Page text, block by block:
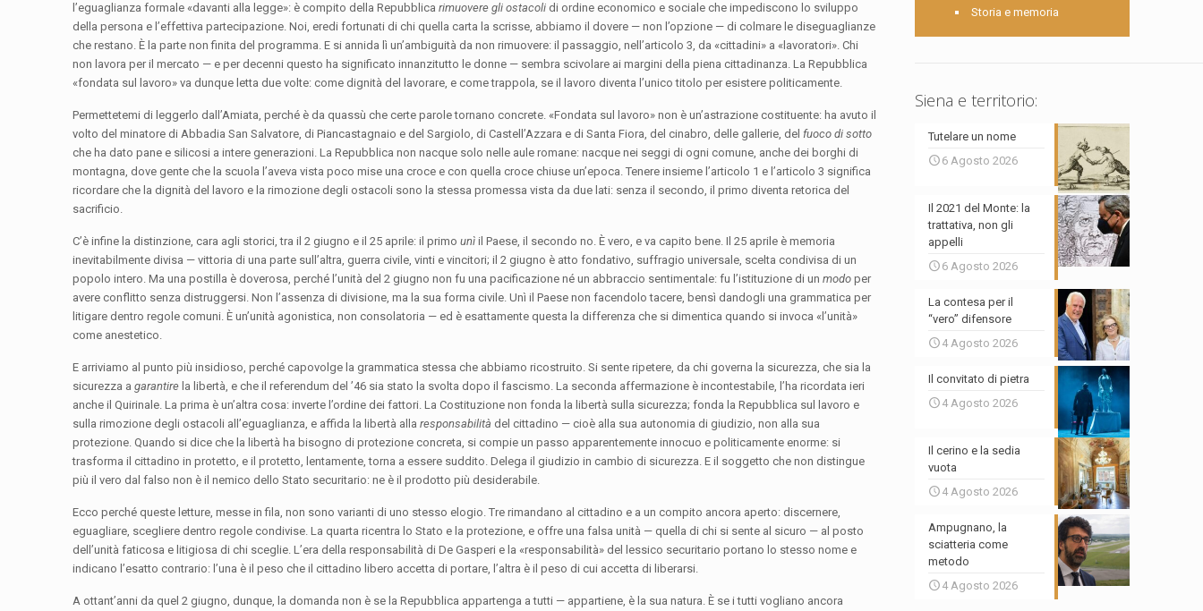
l’eguaglianza formale «davanti alla legge»: è compito della Repubblicarimuovere gli ostacoli di ordine economico e sociale che impediscono lo sviluppo
della persona e l’effettiva partecipazione. Noi, eredi fortunati di chi quella carta la scrisse, abbiamo il dovere — non l’opzione — di colmare le diseguaglianze
che restano. È la parte non finita del programma. E si annida lì un’ambiguità da non rimuovere: il passaggio, nell’articolo 3, da «cittadini» a «lavoratori». Chi
non lavora per il mercato — e per decenni questo ha significato innanzitutto le donne — sembra scivolare ai margini della piena cittadinanza. La Repubblica
«fondata sul lavoro» va dunque letta due volte: come dignità del lavorare, e come trappola, se il lavoro diventa l’unico titolo per esistere politicamente.
Permettetemi di leggerlo dall’Amiata, perché è da quassù che certe parole tornano concrete. «Fondata sul lavoro» non è un’astrazione costituente: ha avuto il
volto del minatore di Abbadia San Salvatore, di Piancastagnaio e del Sargiolo, di Castell’Azzara e di Santa Fiora, del cinabro, delle gallerie, delfuoco di sotto
che ha dato pane e silicosi a intere generazioni. La Repubblica non nacque solo nelle aule romane: nacque nei seggi di ogni comune, anche dei borghi di
montagna, dove gente che la scuola l’aveva vista poco mise una croce e con quella croce chiuse un’epoca. Tenere insieme l’articolo 1 e l’articolo 3 significa
ricordare che la dignità del lavoro e la rimozione degli ostacoli sono la stessa promessa vista da due lati: senza il secondo, il primo diventa retorica del
sacrificio.
C’è infine la distinzione, cara agli storici, tra il 2 giugno e il 25 aprile: il primounì il Paese, il secondo no. È vero, e va capito bene. Il 25 aprile è memoria
inevitabilmente divisa — vittoria di una parte sull’altra, guerra civile, vinti e vincitori; il 2 giugno è atto fondativo, suffragio universale, scelta condivisa di un
popolo intero. Ma una postilla è doverosa, perché l’unità del 2 giugno non fu una pacificazione né un abbraccio sentimentale: fu l’istituzione di unmodo per
avere conflitto senza distruggersi. Non l’assenza di divisione, ma la sua forma civile. Unì il Paese non facendolo tacere, bensì dandogli una grammatica per
litigare dentro regole comuni. È un’unità agonistica, non consolatoria — ed è esattamente questa la differenza che si dimentica quando si invoca «l’unità»
come anestetico.
E arriviamo al punto più insidioso, perché capovolge la grammatica stessa che abbiamo ricostruito. Si sente ripetere, da chi governa la sicurezza, che sia la
sicurezza agarantire la libertà, e che il referendum del ’46 sia stato la svolta dopo il fascismo. La seconda affermazione è incontestabile, l’ha ricordata ieri
anche il Quirinale. La prima è un’altra cosa: inverte l’ordine dei fattori. La Costituzione non fonda la libertà sulla sicurezza; fonda la Repubblica sul lavoro e
sulla rimozione degli ostacoli all’eguaglianza, e affida la libertà allaresponsabilità del cittadino — cioè alla sua autonomia di giudizio, non alla sua
protezione. Quando si dice che la libertà ha bisogno di protezione concreta, si compie un passo apparentemente innocuo e politicamente enorme: si
trasforma il cittadino in protetto, e il protetto, lentamente, torna a essere suddito. Delega il giudizio in cambio di sicurezza. E il soggetto che non distingue
più il vero dal falso non è il nemico dello Stato securitario: ne è il prodotto più desiderabile.
Ecco perché queste letture, messe in fila, non sono varianti di uno stesso elogio. Tre rimandano al cittadino e a un compito ancora aperto: discernere,
eguagliare, scegliere dentro regole condivise. La quarta ricentra lo Stato e la protezione, e offre una falsa unità — quella di chi si sente al sicuro — al posto
dell’unità faticosa e litigiosa di chi sceglie. L’era della responsabilità di De Gasperi e la «responsabilità» del lessico securitario portano lo stesso nome e
indicano l’esatto contrario: l’una è il peso che il cittadino libero accetta di portare, l’altra è il peso di cui accetta di liberarsi.
A ottant’anni da quel 2 giugno, dunque, la domanda non è se la Repubblica appartenga a tutti — appartiene, è la sua natura. È se i tutti vogliano ancora
Storia e memoria
Siena e territorio:
Tutelare un nome
6 Agosto 2026
Il 2021 del Monte: la
trattativa, non gli
appelli
6 Agosto 2026
La contesa per il
“vero” difensore
4 Agosto 2026
Il convitato di pietra
4 Agosto 2026
Il cerino e la sedia
vuota
4 Agosto 2026
Ampugnano, la
sciatteria come
metodo
4 Agosto 2026